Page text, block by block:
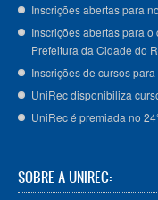
Inscrições abertas para
Inscrições abertas para
Prefeitura da Cidade do
Inscrições de cursos
UniRec disponibiliza
UniRec é premiada no
SOBRE A UNIREC: